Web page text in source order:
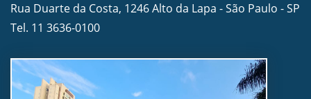
Rua Duarte da Costa, 1246 Alto da Lapa - São Paulo - SP
Tel. 11 3636-0100